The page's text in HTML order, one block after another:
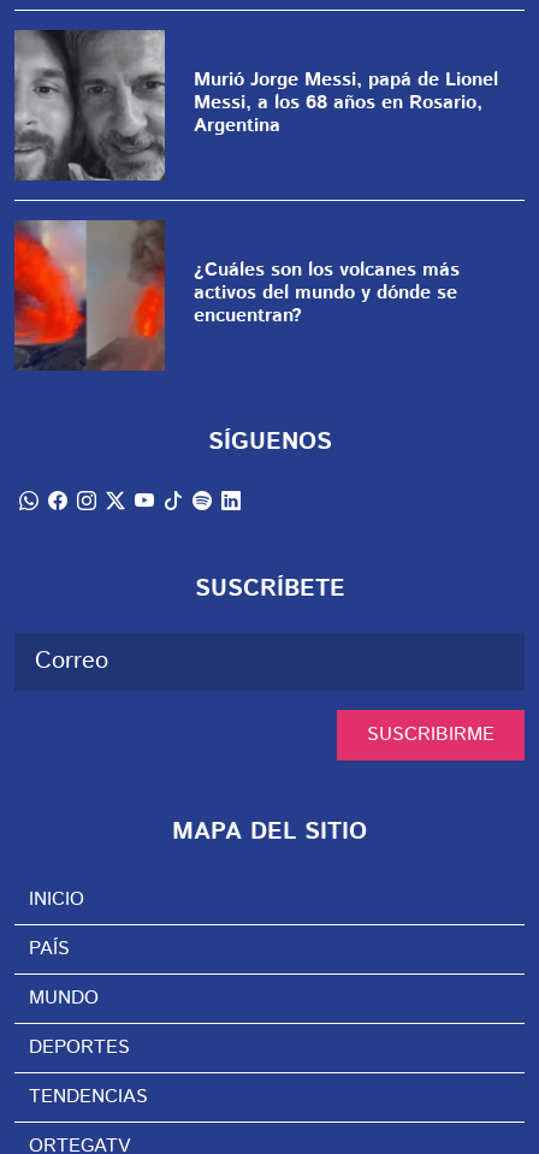
Murió Jorge Messi, papá de Lionel
Messi, a los 68 años en Rosario,
Argentina
¿Cuáles son los volcanes más
activos del mundo y dónde se
encuentran?
SÍGUENOS
SUSCRÍBETE
SUSCRIBIRME
MAPA DEL SITIO
INICIO
PAÍS
MUNDO
DEPORTES
TENDENCIAS
ORTEGATV